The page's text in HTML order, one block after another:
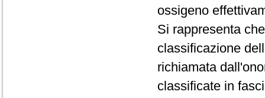
ossigeno
Si rappresenta
classificazione
richiamata
classificate in